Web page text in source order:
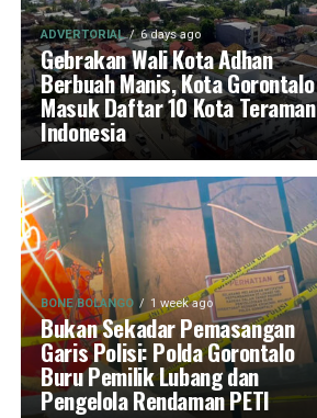
ADVERTORIAL 6 days ago
Gebrakan Wali Kota Adhan
Berbuah Manis, Kota Gorontalo
Masuk Daftar 10 Kota Teraman
Indonesia
BONE BOLANGO 1 week ago
Bukan Sekadar Pemasangan
Garis Polisi: Polda Gorontalo
Buru Pemilik Lubang dan
Pengelola Rendaman PETI